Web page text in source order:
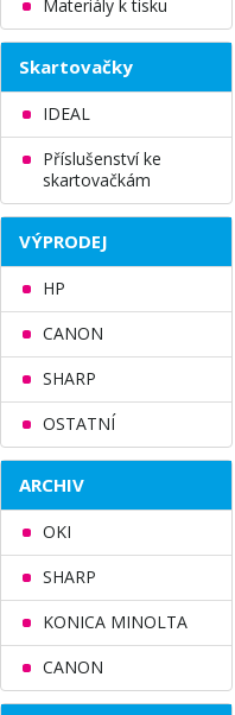
Materiály k tisku
Skartovačky
IDEAL
Příslušenství ke
skartovačkám
VÝPRODEJ
HP
CANON
SHARP
OSTATNÍ
ARCHIV
OKI
SHARP
KONICA MINOLTA
CANON